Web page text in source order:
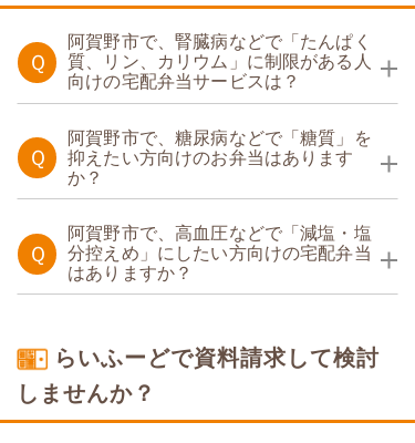
Ｑ
阿賀野市で、腎臓病などで「たんぱく
質、リン、カリウム」に制限がある人
向けの宅配弁当サービスは？
Ｑ
阿賀野市で、糖尿病などで「糖質」を
抑えたい方向けのお弁当はあります
か？
Ｑ
阿賀野市で、高血圧などで「減塩・塩
分控えめ」にしたい方向けの宅配弁当
はありますか？
らいふーどで資料請求して検討
しませんか？